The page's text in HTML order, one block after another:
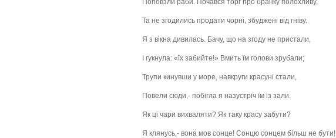
Та не згодились продати чорні, збуджені від гніву.
Я з вікна дивилась. Бачу, що на згоду не пристали,
І гукнула: «їх забийте!» Вмить їм голови зрубали;
Трупи кинувши у море, навкруги красуні стали,
Повели сюди,- побігла я назустріч їм із зали.
Як ці чари вихваляти? Як таку красу забути?
Я клянусь,- вона мов сонце! Сонцю сонцем більш не бути!